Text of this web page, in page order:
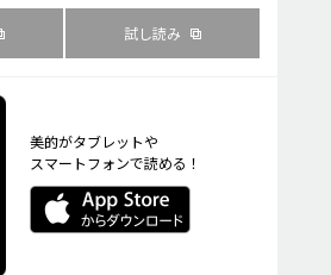
試し読み
美的がタブレットや
スマートフォンで読める！